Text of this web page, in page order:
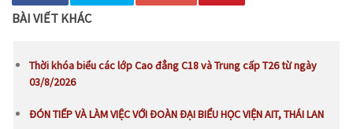
BÀI VIẾT KHÁC
Thời khóa biểu các lớp Cao đẳng C18 và Trung cấp T26 từ ngày
03/8/2026
ĐÓN TIẾP VÀ LÀM VIỆC VỚI ĐOÀN ĐẠI BIỂU HỌC VIỆN AIT, THÁI LAN